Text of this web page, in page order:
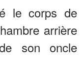
le corps de
arrière
son oncle